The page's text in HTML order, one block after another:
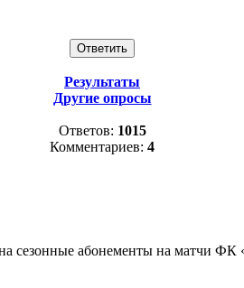
Результаты
Другие опросы
Ответов: 1015
Комментариев: 4
сезонные абонементы на матчи ФК